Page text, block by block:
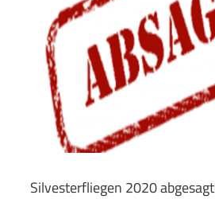
Silvesterfliegen 2020 abgesagt